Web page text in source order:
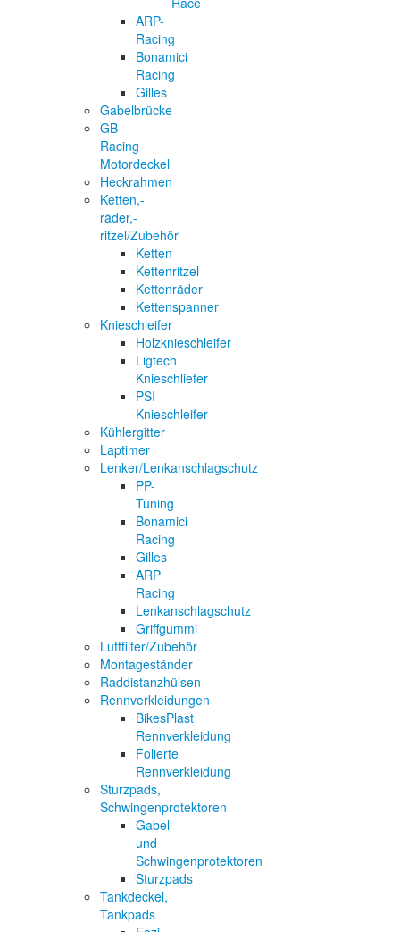
ARP-
Racing
Bonamici
Racing
Gilles
Gabelbrücke
GB-
Racing
Motordeckel
Heckrahmen
Ketten,-
räder,-
ritzel/Zubehör
Ketten
Kettenritzel
Kettenräder
Kettenspanner
Knieschleifer
Holzknieschleifer
Ligtech
Knieschliefer
PSI
Knieschleifer
Kühlergitter
Laptimer
Lenker/Lenkanschlagschutz
PP-
Tuning
Bonamici
Racing
Gilles
ARP
Racing
Lenkanschlagschutz
Griffgummi
Luftfilter/Zubehör
Montageständer
Raddistanzhülsen
Rennverkleidungen
BikesPlast
Rennverkleidung
Folierte
Rennverkleidung
Sturzpads,
Schwingenprotektoren
Gabel-
und
Schwingenprotektoren
Sturzpads
Tankdeckel,
Tankpads